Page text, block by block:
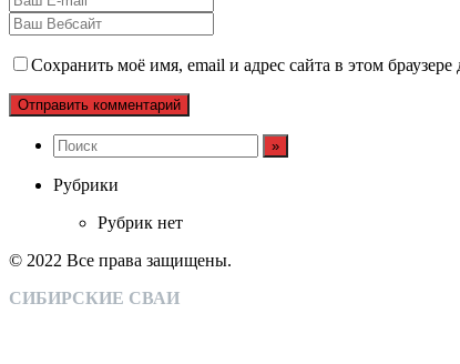
Сохранить моё имя, email и адрес сайта в этом
Рубрики
Рубрик нет
© 2022 Все права защищены.
СИБИРСКИЕ СВАИ